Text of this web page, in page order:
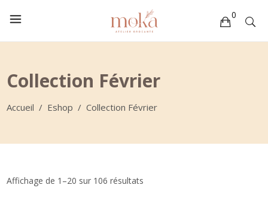
0
Collection Février
Accueil / Eshop /Collection Février
Affichage de 1–20 sur 106 résultats